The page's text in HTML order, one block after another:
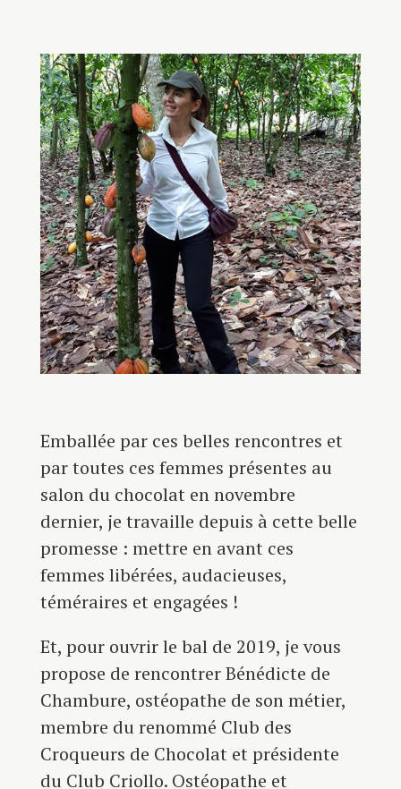
Emballée par ces belles rencontres et
par toutes ces femmes présentes au
salon du chocolat en novembre
dernier, je travaille depuis à cette belle
promesse : mettre en avant ces
femmes libérées, audacieuses,
téméraires et engagées !
Et, pour ouvrir le bal de 2019, je vous
propose de rencontrer Bénédicte de
Chambure, ostéopathe de son métier,
membre du renommé Club des
Croqueurs de Chocolat et présidente
du Club Criollo. Ostéopathe et